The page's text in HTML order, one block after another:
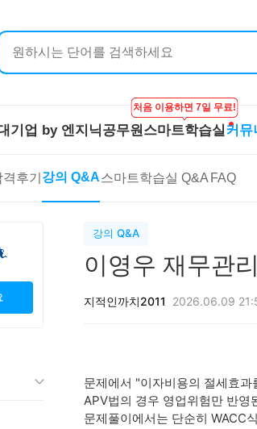
기업 by 엔지닉공무원
처음 이용하면 7일 무료!
스마트학습실 커뮤
후기 강의 Q&A스마트학습실 Q&A FAQ
인 강의
이공계 강의
스마트학습실
학원 강의
1:1 컨설팅
온라인 강의
강의 Q&A
이영우 재무관
지적인까치2011 2026.06.09
문제에서 "이자비용의 절세효
APV법의 경우 영업위험만 반
문제풀이에서는 단순히 WACC